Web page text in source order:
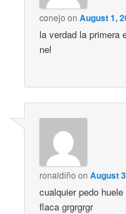
conejo onAugust 1,
la verdad la primera
nel
ronaldiño onAugust
cualquier pedo
flaca grgrgrgr